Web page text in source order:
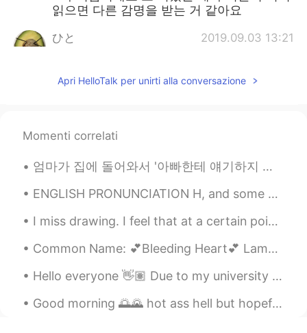
읽으면 다른 감명을 받는 거 같아요
ひと 2019.09.03 13:21
올리비아님 인생책 추천 하나만 해주세요
Marco 2019.09.03 12:16
KR JP
훈훈하네요 😊😊
올리 2019.09.03 12:11
@Jung님도 정말 멋져요! 호주에서 잘하실
거라고 믿어요 :) 일이 잘 안 풀릴 때도 있겠
지만 실수도 배우는 과정인 걸 잊지 마세요
Apri HelloTalk per unirti alla conversazione
Momenti correlati
엄마가 집에 돌어와서 '아빠한테 얘기하지 마~'라고 하시면서 저와 언니에게 속삭이며 오늘의 에피소드를 들려주셨다 엄마는 오늘 동네 편의점에 들렸었나보다 그리고 어느 낯선 젊...
ENGLISH PRONUNCIATION H, and some vowel sounds I am (I'm) so angry I could really hit something...
I miss drawing. I feel that at a certain point I’ve lost the love to do it. And the lack of confi...
Common Name: 💕Bleeding Heart💕 Lamprocapnos spectabilis is a species of flowering plant in the pop...
Hello everyone 👋🏽 Due to my university I’ll be logging out and deleting this app from my phone. ...
Good morning 🌅🌄 hot ass hell but hopefully the sky clears up later took this shot of one if the b...